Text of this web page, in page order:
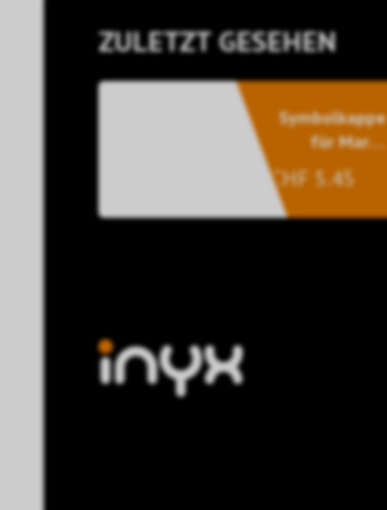
ZULETZT GESEHEN
Symbolkappe
für Maru-
Taster
CHF 5.45